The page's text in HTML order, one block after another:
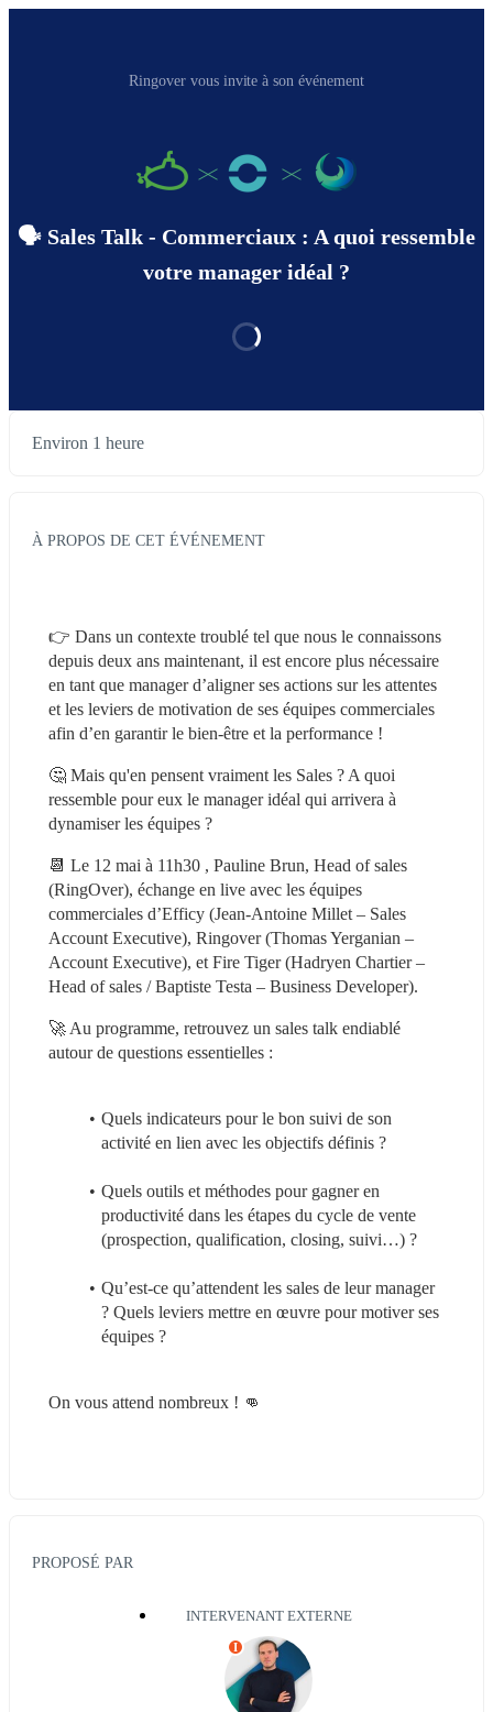
Ringover vous invite à son événement
🗣 Sales Talk - Commerciaux : A quoi ressemble
votre manager idéal ?
Environ 1 heure
À PROPOS DE CET ÉVÉNEMENT
👉 Dans un contexte troublé tel que nous le connaissons
depuis deux ans maintenant, il est encore plus nécessaire
en tant que manager d’aligner ses actions sur les attentes
et les leviers de motivation de ses équipes commerciales
afin d’en garantir le bien-être et la performance !
🤔 Mais qu'en pensent vraiment les Sales ? A quoi
ressemble pour eux le manager idéal qui arrivera à
dynamiser les équipes ?
📆 Le 12 mai à 11h30 , Pauline Brun, Head of sales
(RingOver), échange en live avec les équipes
commerciales d’Efficy (Jean-Antoine Millet – Sales
Account Executive), Ringover (Thomas Yerganian –
Account Executive), et Fire Tiger (Hadryen Chartier –
Head of sales / Baptiste Testa – Business Developer).
🚀 Au programme, retrouvez un sales talk endiablé
autour de questions essentielles :
Quels indicateurs pour le bon suivi de son
activité en lien avec les objectifs définis ?
Quels outils et méthodes pour gagner en
productivité dans les étapes du cycle de vente
(prospection, qualification, closing, suivi…) ?
Qu’est-ce qu’attendent les sales de leur manager
? Quels leviers mettre en œuvre pour motiver ses
équipes ?
On vous attend nombreux ! 👊
PROPOSÉ PAR
INTERVENANT EXTERNE
I